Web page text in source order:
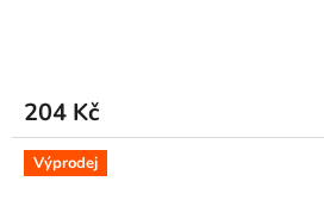
204 Kč
Výprodej